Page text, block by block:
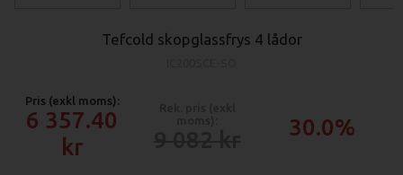
Tefcold skopglassfrys 4 lådor
Pris (exkl moms):
6 357.40 30.0%